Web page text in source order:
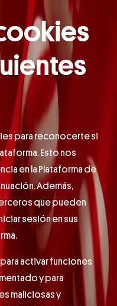
para reconocerte si
Esto nos
en la Plataforma de
Además,
que pueden
sesión en sus
activar funciones
y para
maliciosas y